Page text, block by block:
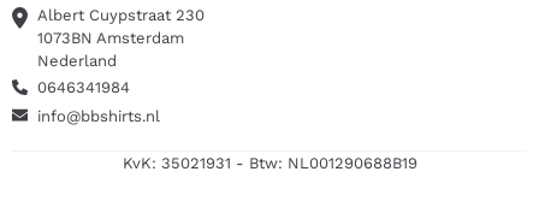
Albert Cuypstraat 230
1073BN Amsterdam
Nederland
0646341984
info@bbshirts.nl
KvK: 35021931 - Btw: NL001290688B19